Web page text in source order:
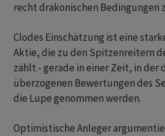
recht drakonischen Bedingungen
Clodes Einschätzung ist eine
Aktie, die zu den Spitzenreitern
zählt - gerade in einer Zeit, in der
überzogenen Bewertungen des
die Lupe genommen werden.
Optimistische Anleger